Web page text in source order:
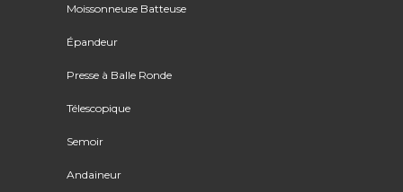
Moissonneuse Batteuse
Épandeur
Presse à Balle Ronde
Télescopique
Semoir
Andaineur